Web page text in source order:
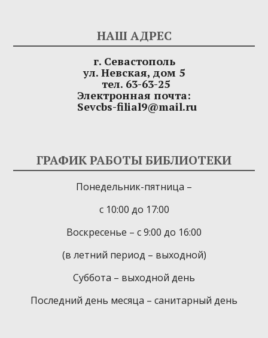
НАШ АДРЕС
г. Севастополь
ул. Невская, дом 5
тел. 63-63-25
Электронная почта:
Sevcbs-filial9@mail.ru
ГРАФИК РАБОТЫ БИБЛИОТЕКИ
Понедельник-пятница –
с 10:00 до 17:00
Воскресенье – с 9:00 до 16:00
(в летний период – выходной)
Суббота – выходной день
Последний день месяца – санитарный день